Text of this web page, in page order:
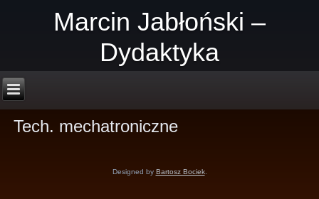
Marcin Jabłoński –
Dydaktyka
Tech. mechatroniczne
Designed by Bartosz Bociek.